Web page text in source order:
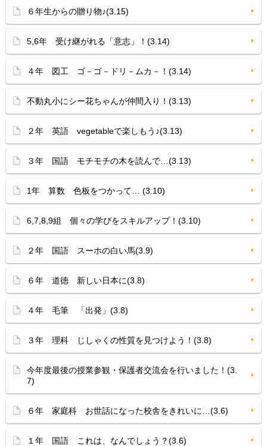
６年生からの贈り物♪(3.15)
5,6年 受け継がれる「意志」！(3.14)
４年 図工 ゴ－ゴ－ドリ－ムカ－！(3.14)
不動丸小にシー花ちゃんが仲間入り！(3.13)
２年 英語 vegetableで楽しもう♪(3.13)
３年 国語 モチモチの木を読んで…(3.13)
1年 算数 色板をつかって… (3.10)
6,7,8,9組 個々の学びをスキルアップ！(3.10)
２年 国語 スーホの白い馬(3.9)
６年 道徳 新しい日本に(3.8)
４年 毛筆 「出発」(3.8)
３年 理科 じしゃくの性質を見つけよう！(3.8)
今年度最後の授業参観・保護者交流会を行いました！(3.
7)
６年 家庭科 お世話になった校舎をきれいに…(3.6)
１年 国語 これは、なんでしょう？(3.6)